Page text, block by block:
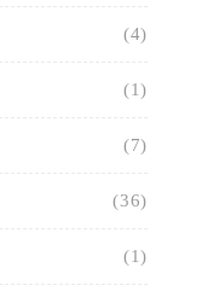
(4)
(1)
(7)
(36)
(1)